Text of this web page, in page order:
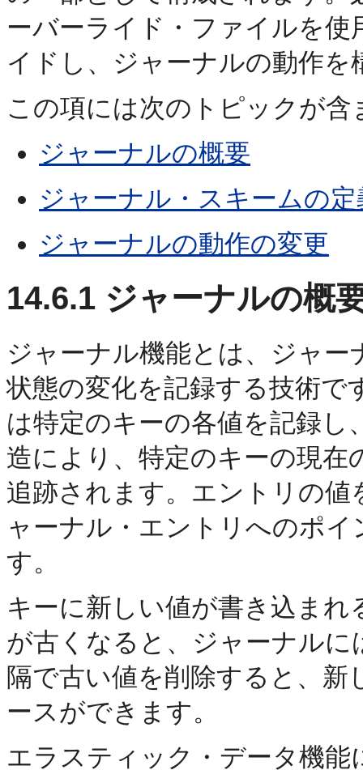
ーバーライド・ファイルを
イドし、ジャーナルの動作を
この項には次のトピックが含
ジャーナルの概要
ジャーナル・スキームの定
ジャーナルの動作の変更
14.6.1 ジャーナルの概
ジャーナル機能とは、ジャ
状態の変化を記録する技術で
は特定のキーの各値を記録
造により、特定のキーの現
追跡されます。エントリの
ャーナル・エントリへのポ
す。
キーに新しい値が書き込ま
が古くなると、ジャーナル
隔で古い値を削除すると、
ースができます。
エラスティック・データ機